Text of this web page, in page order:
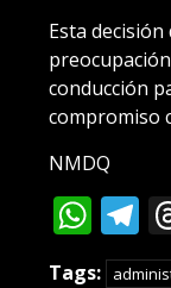
Esta
conducción
compromiso
NMDQ
Tags: